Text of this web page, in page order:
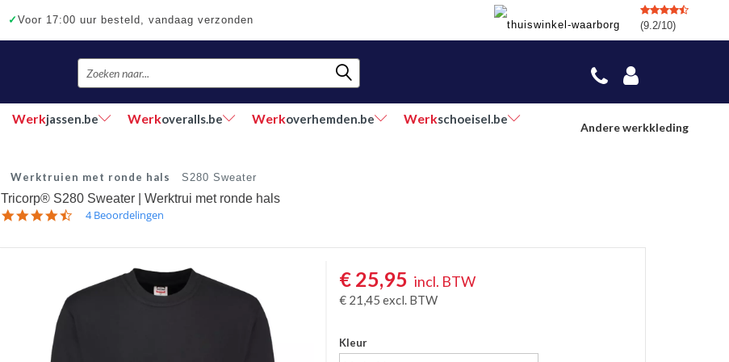
✓ Voor 17:00 uur besteld, vandaag verzonden (9.2/10)
Werkjassen.be Werkoveralls.be Werkoverhemden.be Werkschoeisel.be
Andere werkkleding
Werktruien met ronde hals S280 Sweater
Tricorp® S280 Sweater | Werktrui met ronde hals
4.54 Beoordelingen
€ 25,95 incl. BTW
€ 21,45 excl. BTW
Kleur